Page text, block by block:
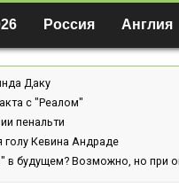
Россия Англия
Даку
с "Реалом"
пенальти
голу Кевина Андраде
будущем? Возможно, но при